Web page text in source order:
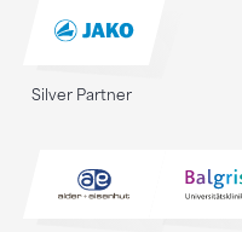
Silver Partner